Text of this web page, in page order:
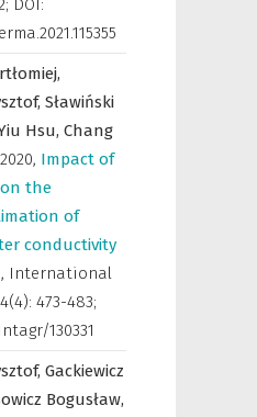
DOI:
Sławiński
Hsu, Chang
2020, Impact of
the
of
conductivity
, International
473-483;
130331
Gackiewicz
Bogusław,